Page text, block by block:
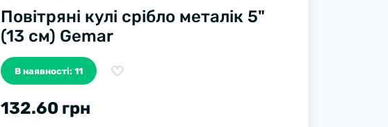
Повітряні кулі срібло металік 5"
(13 см) Gemar
В наявності: 11
132.60 грн